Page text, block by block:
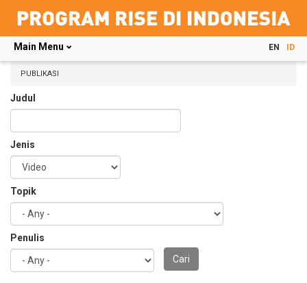
Skip
content
Main Menu EN ID
PUBLIKASI
Judul
Jenis
Topik
Penulis
Cari